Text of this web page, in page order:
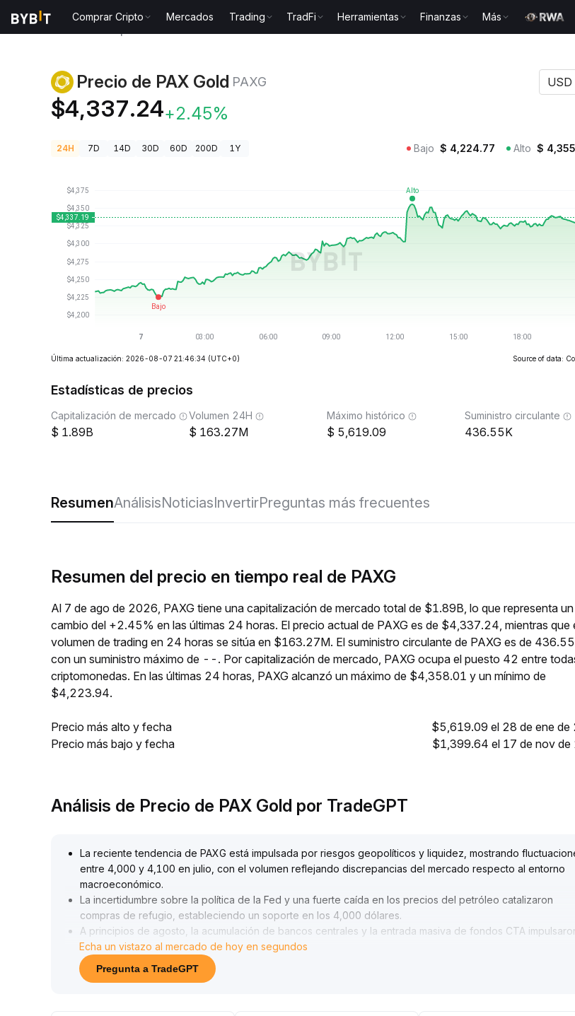
Comprar Cripto Mercados Trading TradFi Herramientas Finanzas Más
Precio de PAX Gold PAXG
$4,337.24+2.45%
USD
24H 7D 14D 30D 60D 200D 1Y Bajo $ 4,224.77 Alto $
Última actualización: 2026-08-07 21:46:34 (UTC+0) Source of data:
Estadísticas de precios
Capitalización de mercado
1.89B
Volumen 24H
163.27M
Máximo histórico
5,619.09
Suministro circulante
436.55K
ResumenAnálisisNoticiasInvertirPreguntas más frecuentes
Resumen del precio en tiempo real de PAXG
Al 7 de ago de 2026, PAXG tiene una capitalización de mercado total de $1.89B, lo que representa un
cambio del +2.45% en las últimas 24 horas. El precio actual de PAXG es de $4,337.24, mientras que
volumen de trading en 24 horas se sitúa en $163.27M. El suministro circulante de PAXG es de
con un suministro máximo de --. Por capitalización de mercado, PAXG ocupa el puesto 42 entre
criptomonedas. En las últimas 24 horas, PAXG alcanzó un máximo de $4,358.01 y un mínimo de
$4,223.94.
Precio más alto y fecha
$5,619.09 el 28 de ene de
Precio más bajo y fecha
$1,399.64 el 17 de nov de
Análisis de Precio de PAX Gold por TradeGPT
La reciente tendencia de PAXG está impulsada por riesgos geopolíticos y liquidez, mostrando
entre 4,000 y 4,100 en julio, con el volumen reflejando discrepancias del mercado respecto al entorno
macroeconómico.
La incertidumbre sobre la política de la Fed y una fuerte caída en los precios del petróleo catalizaron
compras de refugio, estableciendo un soporte en los 4,000 dólares.
A principios de agosto, la acumulación de bancos centrales y la entrada masiva de fondos CTA
el precio del oro, PAXG superó el máximo de 4,272 dólares, con un aumento significativo en el volumen,
cambiando la tendencia a un fuerte ciclo alcista de corto plazo
Se recomienda aumentar posiciones por encima de 4,200 dólares cuando surjan oportunidades,
Echa un vistazo al mercado de hoy en segundos
Pregunta a TradeGPT